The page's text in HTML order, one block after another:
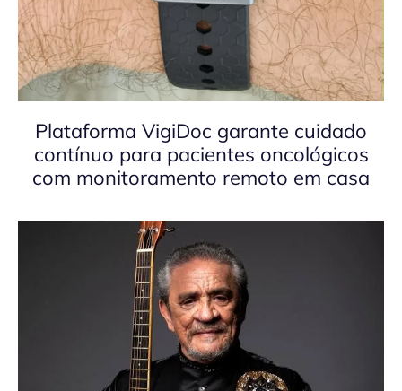
Plataforma VigiDoc garante cuidado
contínuo para pacientes oncológicos
com monitoramento remoto em casa